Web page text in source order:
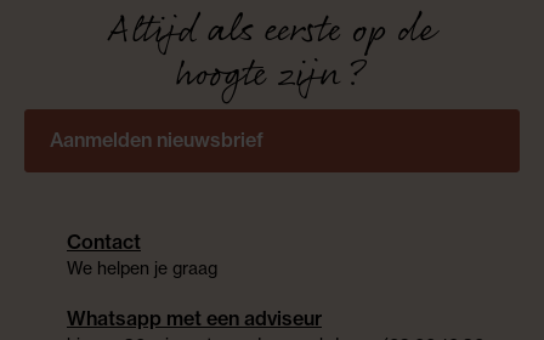
Altijd als eerste op de
hoogte zijn?
Aanmelden nieuwsbrief
Contact
We helpen je graag
Whatsapp met een adviseur